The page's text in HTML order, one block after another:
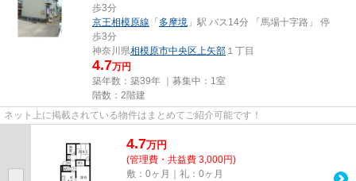
歩3分
京王相模原線 「多摩境 」駅 バス14分 「馬場十字路」 停
歩3分
神奈川県相模原市中央区 上矢部 １丁目
4.7万円
築年数：築39年 ｜募集中： 1室
階数：2階建
ネット上に掲載されている物件はまとめてご紹介可能です！
4.7万円
(管理費・共益費 3,000円)
敷：0ヶ月｜礼：0ヶ月